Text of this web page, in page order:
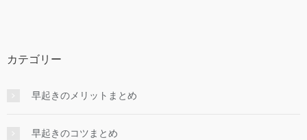
カテゴリー
早起きのメリットまとめ
早起きのコツまとめ